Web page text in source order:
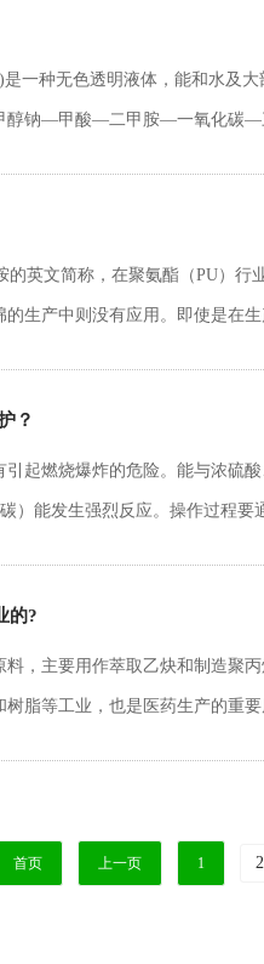
种无色透明液体，能和水及大
钠—甲酸—二甲胺—一氧化碳—
英文简称，在聚氨酯（PU）行
生产中则没有应用。即使是在
？
起燃烧爆炸的危险。能与浓硫
）能发生强烈反应。操作过程要
的?
，主要用作萃取乙炔和制造聚
脂等工业，也是医药生产的重
首页 上一页 1 2